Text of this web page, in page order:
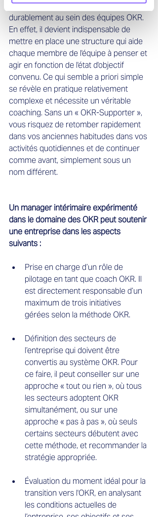
veiller à ce que le cadre soit implanté
durablement au sein des équipes OKR.
En effet, il devient indispensable de
mettre en place une structure qui aide
chaque membre de l'équipe à penser et
agir en fonction de l'état d'objectif
convenu. Ce qui semble a priori simple
se révèle en pratique relativement
complexe et nécessite un véritable
coaching. Sans un « OKR-Supporter »,
vous risquez de retomber rapidement
dans vos anciennes habitudes dans vos
activités quotidiennes et de continuer
comme avant, simplement sous un
nom différent.
Un manager intérimaire expérimenté
dans le domaine des OKR peut soutenir
une entreprise dans les aspects
suivants :
Prise en charge d’un rôle de
pilotage en tant que coach OKR. Il
est directement responsable d’un
maximum de trois initiatives
gérées selon la méthode OKR.
Définition des secteurs de
l’entreprise qui doivent être
convertis au système OKR. Pour
ce faire, il peut conseiller sur une
approche « tout ou rien », où tous
les secteurs adoptent OKR
simultanément, ou sur une
approche « pas à pas », où seuls
certains secteurs débutent avec
cette méthode, et recommander la
stratégie appropriée.
Évaluation du moment idéal pour la
transition vers l'OKR, en analysant
les conditions actuelles de